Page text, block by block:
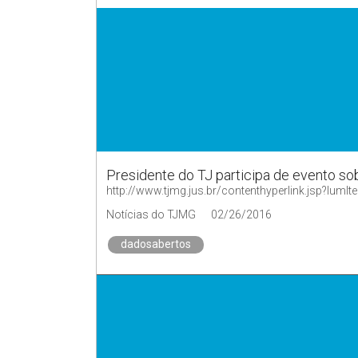
Presidente do TJ participa de evento
http://www.tjmg.jus.br/
Notícias do TJMG
02/26/2016
dadosabertos